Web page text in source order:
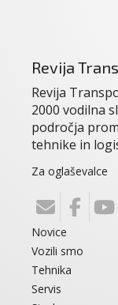
Revija
Revija
2000 vodilna
področja
tehnike in
Za oglaševalce
Novice
Vozili smo
Tehnika
Servis